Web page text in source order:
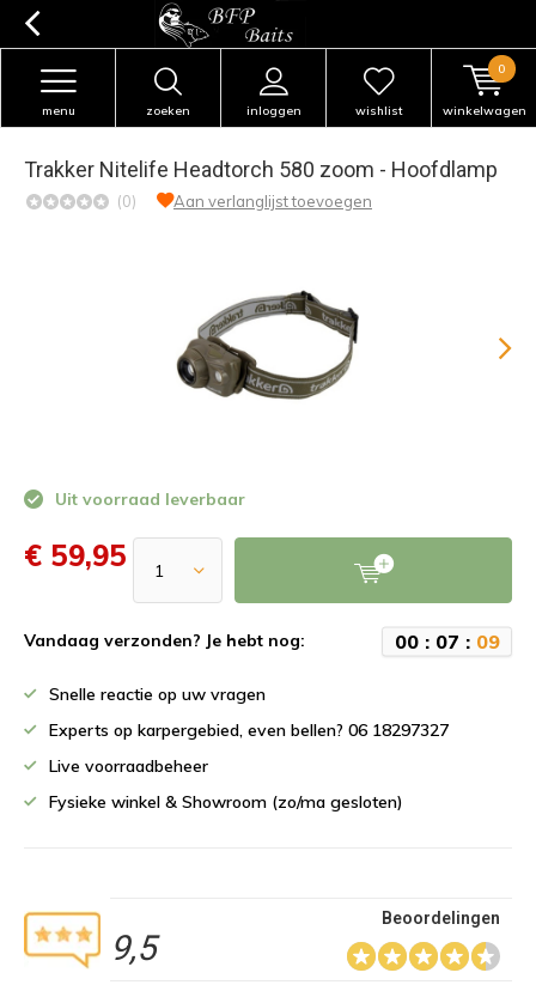
zoeken inloggen
menu wishlist winkelwagen
0
Trakker Nitelife Headtorch 580 zoom - Hoofdlamp
(0) Aan verlanglijst toevoegen
Uit voorraad leverbaar
€ 59,95
Vandaag verzonden? Je hebt nog: 00: 07 : 09
Snelle reactie op uw vragen
Experts op karpergebied, even bellen? 06 18297327
Live voorraadbeheer
Fysieke winkel & Showroom (zo/ma gesloten)
9,5
Beoordelingen